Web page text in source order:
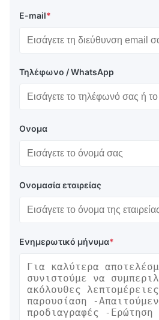
E-mail*
Τηλέφωνο / WhatsApp
Ονομα
Ονομασία εταιρείας
Ενημερωτικό μήνυμα*